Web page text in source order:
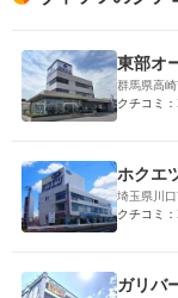
東部オ
群馬県高
クチコミ：
ホクエ
埼玉県川口
クチコミ：
ガリバ